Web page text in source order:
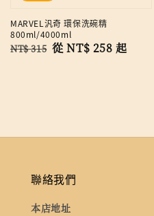
MARVEL汎奇 環保洗碗精
800ml/4000ml
Regular
NT$ 315 Sale
從NT$ 258 起
聯絡我們
本店地址